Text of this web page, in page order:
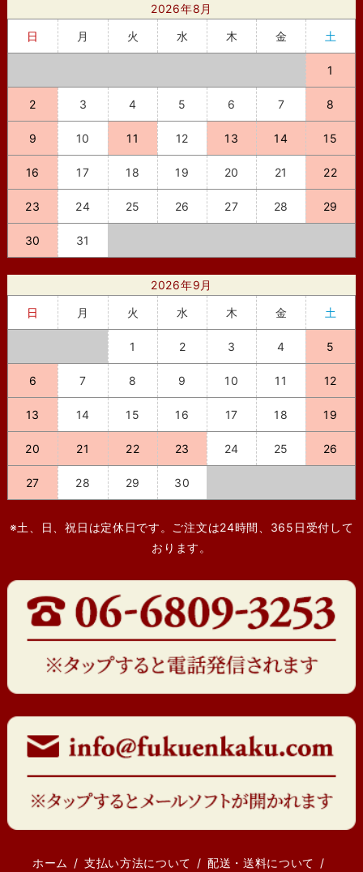
2026年8月
日
月 火 水 木 金 土
1
2 3 4 5 6 7 8
9 10 11 12 13 14 15
16 17 18 19 20 21 22
23 24 25 26 27 28 29
30 31
2026年9月
日
月 火 水 木 金 土
1 2 3 4 5
6 7 8 9 10 11 12
13 14 15 16 17 18 19
20 21 22 23 24 25 26
27 28 29 30
※土、日、祝日は定休日です。ご注文は24時間、365日受付して
おります。
ホーム 支払い方法について 配送・送料について